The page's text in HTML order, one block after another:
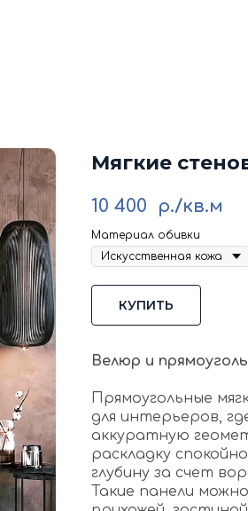
Мягкие
10 400 р./кв.м
Материал обивки
КУПИТЬ
Велюр и
Прямоугольные
для интерьеров,
аккуратную
раскладку
глубину за счет
Такие панели